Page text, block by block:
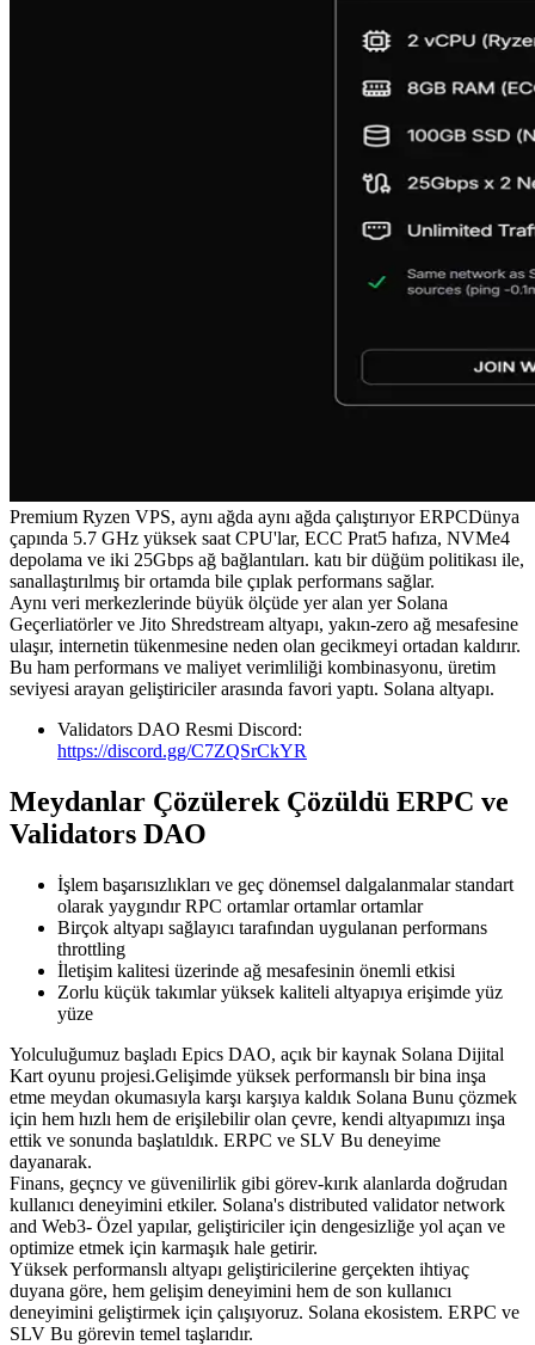
Premium Ryzen VPS, aynı ağda aynı ağda çalıştırıyor ERPCDünya
çapında 5.7 GHz yüksek saat CPU'lar, ECC Prat5 hafıza, NVMe4
depolama ve iki 25Gbps ağ bağlantıları. katı bir düğüm politikası ile,
sanallaştırılmış bir ortamda bile çıplak performans sağlar.
Aynı veri merkezlerinde büyük ölçüde yer alan yer Solana
Geçerliatörler ve Jito Shredstream altyapı, yakın-zero ağ mesafesine
ulaşır, internetin tükenmesine neden olan gecikmeyi ortadan kaldırır.
Bu ham performans ve maliyet verimliliği kombinasyonu, üretim
seviyesi arayan geliştiriciler arasında favori yaptı. Solana altyapı.
Validators DAO Resmi Discord:
https://discord.gg/C7ZQSrCkYR
Meydanlar Çözülerek Çözüldü ERPC ve
Validators DAO
İşlem başarısızlıkları ve geç dönemsel dalgalanmalar standart
olarak yaygındır RPC ortamlar ortamlar ortamlar
Birçok altyapı sağlayıcı tarafından uygulanan performans
throttling
İletişim kalitesi üzerinde ağ mesafesinin önemli etkisi
Zorlu küçük takımlar yüksek kaliteli altyapıya erişimde yüz
yüze
Yolculuğumuz başladı Epics DAO, açık bir kaynak Solana Dijital
Kart oyunu projesi.Gelişimde yüksek performanslı bir bina inşa
etme meydan okumasıyla karşı karşıya kaldık Solana Bunu çözmek
için hem hızlı hem de erişilebilir olan çevre, kendi altyapımızı inşa
ettik ve sonunda başlatıldık. ERPC ve SLV Bu deneyime
dayanarak.
Finans, geçncy ve güvenilirlik gibi görev-kırık alanlarda doğrudan
kullanıcı deneyimini etkiler. Solana's distributed validator network
and Web3- Özel yapılar, geliştiriciler için dengesizliğe yol açan ve
optimize etmek için karmaşık hale getirir.
Yüksek performanslı altyapı geliştiricilerine gerçekten ihtiyaç
duyana göre, hem gelişim deneyimini hem de son kullanıcı
deneyimini geliştirmek için çalışıyoruz. Solana ekosistem. ERPC ve
SLV Bu görevin temel taşlarıdır.